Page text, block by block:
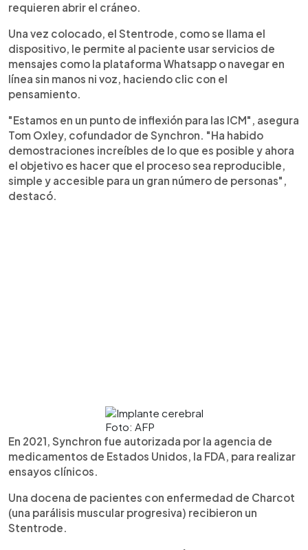
requieren abrir el cráneo.
Una vez colocado, el Stentrode, como se llama el
dispositivo, le permite al paciente usar servicios de
mensajes como la plataforma Whatsapp o navegar en
línea sin manos ni voz, haciendo clic con el
pensamiento.
"Estamos en un punto de inflexión para las ICM", asegura
Tom Oxley, cofundador de Synchron. "Ha habido
demostraciones increíbles de lo que es posible y ahora
el objetivo es hacer que el proceso sea reproducible,
simple y accesible para un gran número de personas",
destacó.
Foto: AFP
En 2021, Synchron fue autorizada por la agencia de
medicamentos de Estados Unidos, la FDA, para realizar
ensayos clínicos.
Una docena de pacientes con enfermedad de Charcot
(una parálisis muscular progresiva) recibieron un
Stentrode.